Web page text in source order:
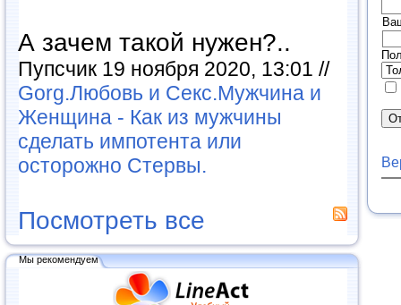
А зачем такой нужен?..
Пупсчик 19 ноября 2020, 13:01 //
Gorg.Любовь и Секс.Мужчина и
Женщина - Как из мужчины
сделать импотента или
осторожно Стервы.
Посмотреть все
Мы рекомендуем